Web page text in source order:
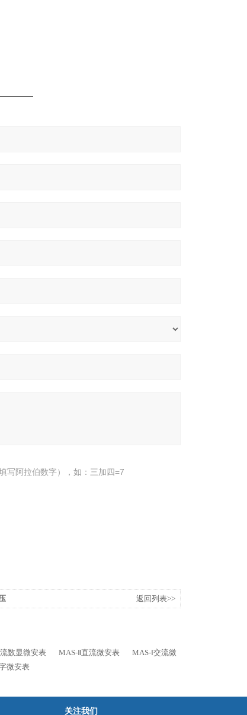
写阿拉伯数字），如：三加四=7
返回列表>>
数显微安表 MAS-Ⅱ直流微安表
MAS-Ⅰ交流微
微安表
关注我们